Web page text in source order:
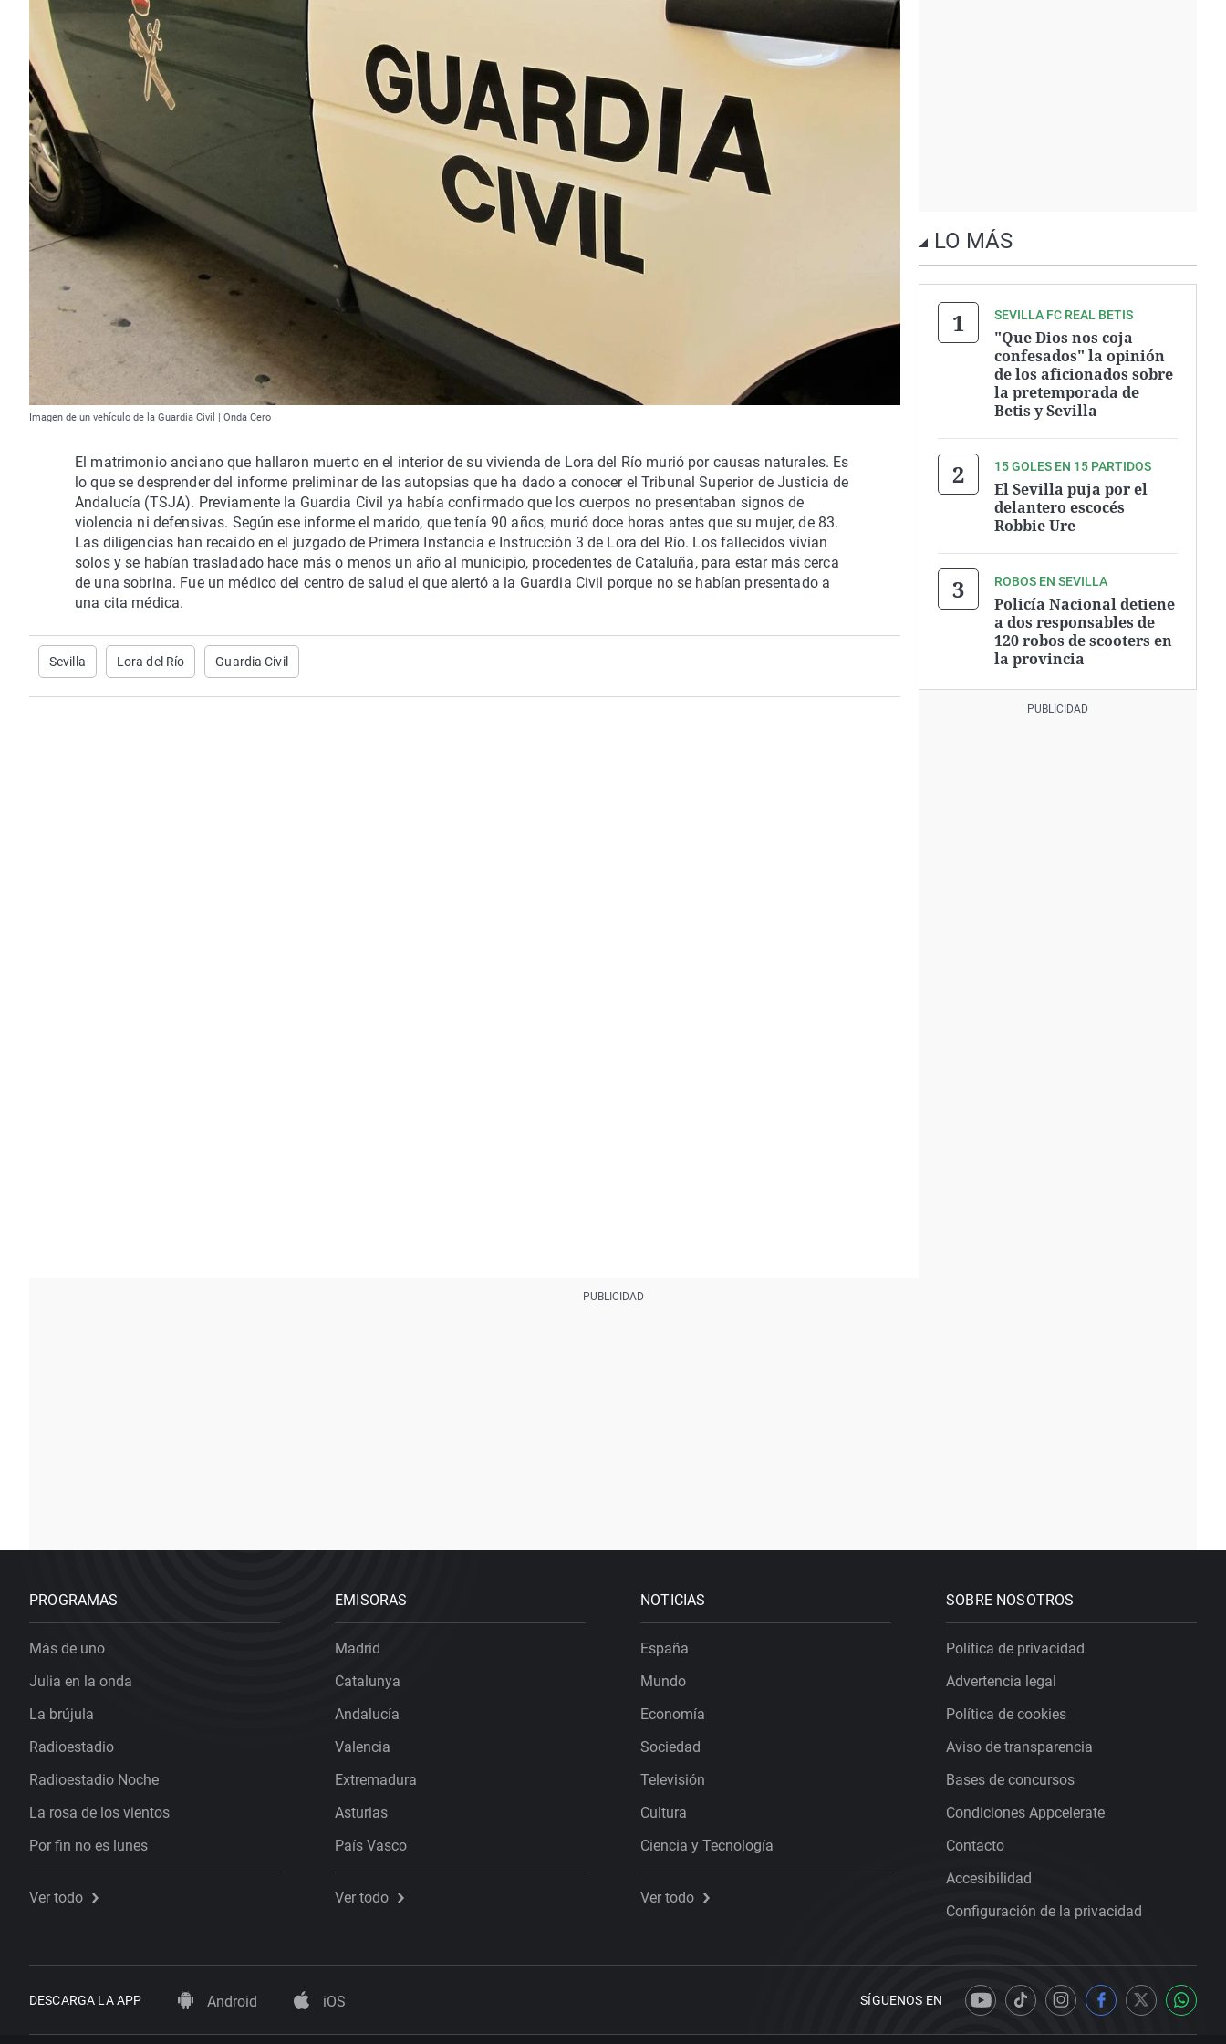
Imagen de un vehículo de la Guardia Civil | Onda Cero
El matrimonio anciano que hallaron muerto en el interior de su vivienda de Lora del Río murió por causas naturales. Es
lo que se desprender del informe preliminar de las autopsias que ha dado a conocer el Tribunal Superior de Justicia de
Andalucía (TSJA). Previamente la Guardia Civil ya había confirmado que los cuerpos no presentaban signos de
violencia ni defensivas. Según ese informe el marido, que tenía 90 años, murió doce horas antes que su mujer, de 83.
Las diligencias han recaído en el juzgado de Primera Instancia e Instrucción 3 de Lora del Río. Los fallecidos vivían
solos y se habían trasladado hace más o menos un año al municipio, procedentes de Cataluña, para estar más cerca
de una sobrina. Fue un médico del centro de salud el que alertó a la Guardia Civil porque no se habían presentado a
una cita médica.
Sevilla Lora del Río Guardia Civil
LO MÁS
SEVILLA FC REAL BETIS
"Que Dios nos coja
confesados" la opinión
de los aficionados sobre
la pretemporada de
Betis y Sevilla
15 GOLES EN 15 PARTIDOS
El Sevilla puja por el
delantero escocés
Robbie Ure
ROBOS EN SEVILLA
Policía Nacional detiene
a dos responsables de
120 robos de scooters en
la provincia
PROGRAMAS
Más de uno
Julia en la onda
La brújula
Radioestadio
Radioestadio Noche
La rosa de los vientos
Por fin no es lunes
Ver todo
EMISORAS
Madrid
Catalunya
Andalucía
Valencia
Extremadura
Asturias
País Vasco
Ver todo
NOTICIAS
España
Mundo
Economía
Sociedad
Televisión
Cultura
Ciencia y Tecnología
Ver todo
SOBRE NOSOTROS
Política de privacidad
Advertencia legal
Política de cookies
Aviso de transparencia
Bases de concursos
Condiciones Appcelerate
Contacto
Accesibilidad
Configuración de la privacidad
DESCARGA LA APP Android iOS SÍGUENOS EN